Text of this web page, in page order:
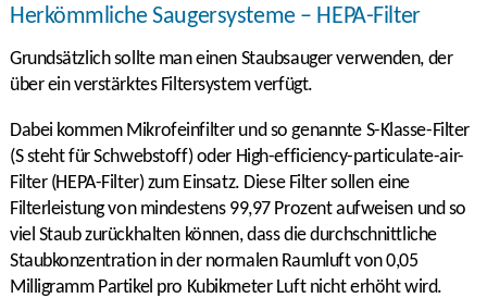
Herkömmliche Saugersysteme – HEPA-Filter
Grundsätzlich sollte man einen Staubsauger verwenden, der
über ein verstärktes Filtersystem verfügt.
Dabei kommen Mikrofeinfilter und so genannte S-Klasse-Filter
(S steht für Schwebstoff) oder High-efficiency-particulate-air-
Filter (HEPA-Filter) zum Einsatz. Diese Filter sollen eine
Filterleistung von mindestens 99,97 Prozent aufweisen und so
viel Staub zurückhalten können, dass die durchschnittliche
Staubkonzentration in der normalen Raumluft von 0,05
Milligramm Partikel pro Kubikmeter Luft nicht erhöht wird.